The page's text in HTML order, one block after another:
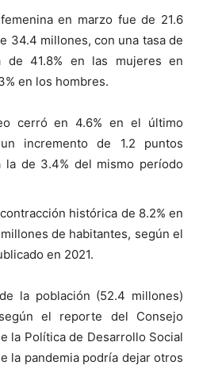
en marzo fue de 21.6
34.4 millones, con una tasa de
de 41.8% en las mujeres en
en los hombres.
cerró en 4.6% en el último
incremento de 1.2 puntos
la de 3.4% del mismo período
histórica de 8.2% en
de habitantes, según el
en 2021.
la población (52.4 millones)
el reporte del Consejo
la Política de Desarrollo Social
la pandemia podría dejar otros